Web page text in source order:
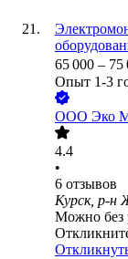
65 000 – 75
Опыт 1-3
ООО Эко
4.4
•
6 отзывов
Курск, р-н
Можно без